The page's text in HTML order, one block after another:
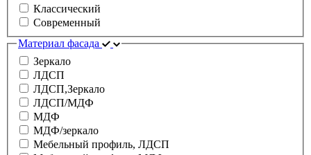
Классический
Современный
Материал фасада
Зеркало
ЛДСП
ЛДСП,Зеркало
ЛДСП/МДФ
МДФ
МДФ/зеркало
Мебельный профиль, ЛДСП